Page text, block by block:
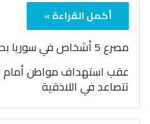
أكمل القراءة »
مصرع 5 أشخاص في سوريا بحوادث منفصلة خلال يوم واحد
عقب استهداف مواطن أمام
تتصاعد في اللاذقية